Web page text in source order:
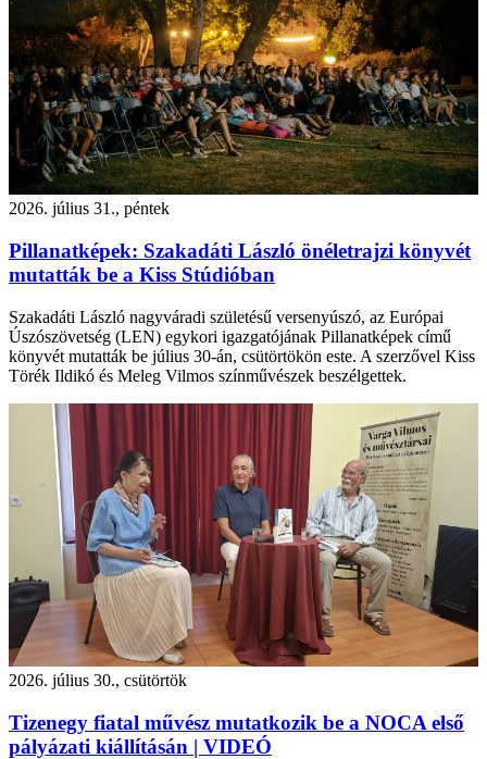
2026. július 31., péntek
Pillanatképek: Szakadáti László önéletrajzi könyvét
mutatták be a Kiss Stúdióban
Szakadáti László nagyváradi születésű versenyúszó, az Európai
Úszószövetség (LEN) egykori igazgatójának Pillanatképek című
könyvét mutatták be július 30-án, csütörtökön este. A szerzővel Kiss
Törék Ildikó és Meleg Vilmos színművészek beszélgettek.
2026. július 30., csütörtök
Tizenegy fiatal művész mutatkozik be a NOCA első
pályázati kiállításán | VIDEÓ